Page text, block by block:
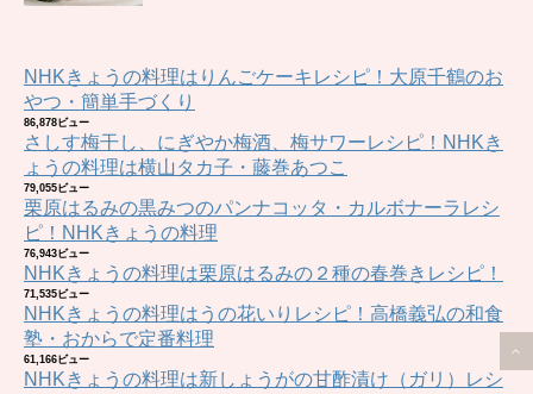
NHKきょうの料理はりんごケーキレシピ！大原千鶴のお
やつ・簡単手づくり
86,878ビュー
さしす梅干し、にぎやか梅酒、梅サワーレシピ！NHKき
ょうの料理は横山タカ子・藤巻あつこ
79,055ビュー
栗原はるみの黒みつのパンナコッタ・カルボナーラレシ
ピ！NHKきょうの料理
76,943ビュー
NHKきょうの料理は栗原はるみの２種の春巻きレシピ！
71,535ビュー
NHKきょうの料理はうの花いりレシピ！高橋義弘の和食
塾・おからで定番料理
61,166ビュー
NHKきょうの料理は新しょうがの甘酢漬け（ガリ）レシ